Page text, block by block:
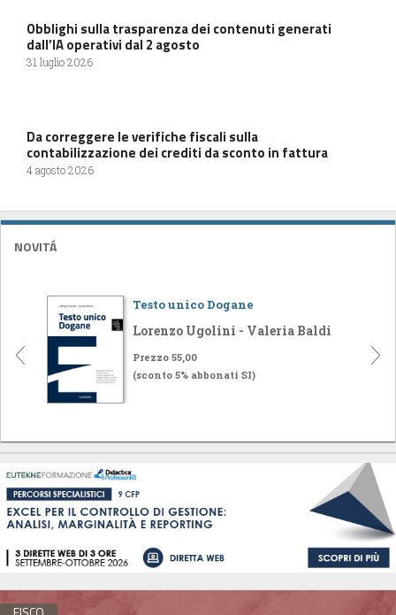
Obblighi sulla trasparenza dei contenuti generati
dall’IA operativi dal 2 agosto
31 luglio 2026
Da correggere le verifiche fiscali sulla
contabilizzazione dei crediti da sconto in fattura
4 agosto 2026
NOVITÁ
Testo unico Dogane
Lorenzo Ugolini - Valeria Baldi
Prezzo 55,00
(sconto 5% abbonati SI)